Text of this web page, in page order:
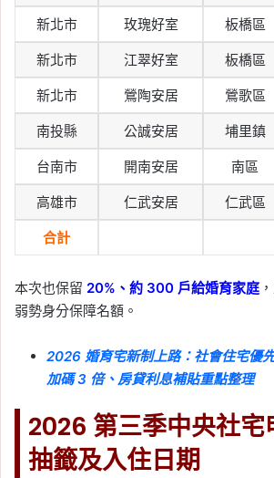
新北市 玫瑰好室 板橋區
新北市 江翠好室 板橋區
新北市 鶯陶安居 鶯歌區
南投縣 公誠安居 埔里鎮
台南市 開南安居 南區
高雄市 仁武安居 仁武區
合計
本次也保留 20%、約 300 戶給婚育家庭
弱勢身分保障名額。
2026 婚育宅新制上路：社會住宅優
加碼 3 倍、房貸利息補貼重點整理
2026 第三季中央社宅
抽籤及入住日期